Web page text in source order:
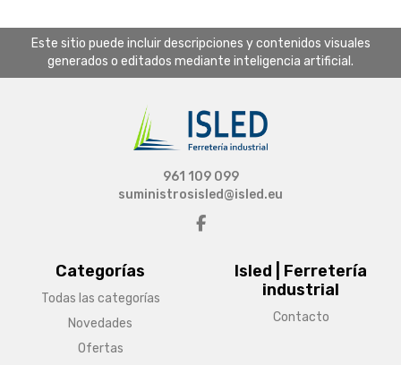
Este sitio puede incluir descripciones y contenidos visuales
generados o editados mediante inteligencia artificial.
Categorías
Todas las categorías
Novedades
Ofertas
Isled | Ferretería
industrial
Contacto
961 109 099
suministrosisled@isled.eu